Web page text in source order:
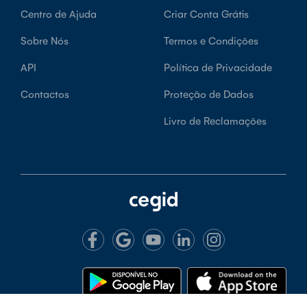
Centro de Ajuda
Sobre Nós
API
Contactos
Criar Conta Grátis
Termos e Condições
Política de Privacidade
Proteção de Dados
Livro de Reclamações